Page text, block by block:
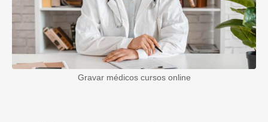
Gravar médicos cursos online